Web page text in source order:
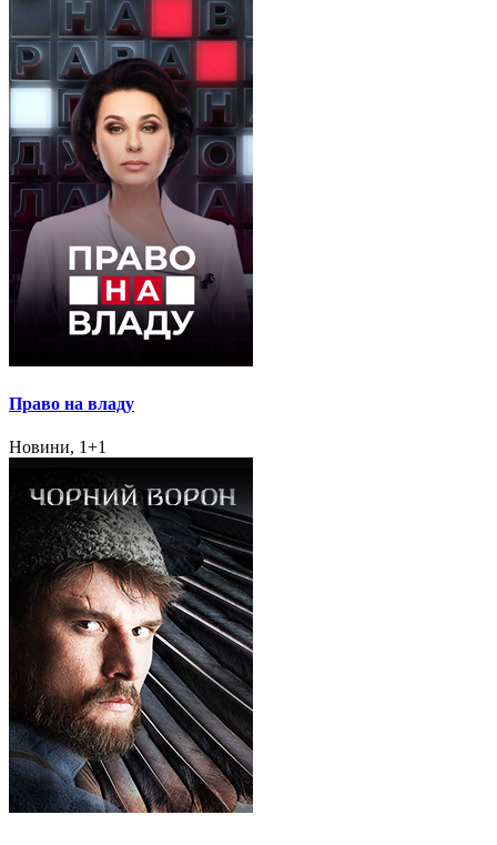
Право на владу
Новини, 1+1